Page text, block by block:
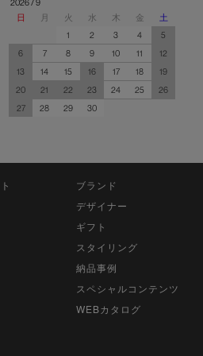
2026 / 9
日
月 火 水 木 金
土
1
2 3 4
5
6
7 8 9 10 11
12
13
14 15 16 17 18
19
20
21 22 23 24 25
26
27
28 29 30
ブランド
デザイナー
ギフト
スタイリング
納品事例
スペシャルコンテンツ
WEBカタログ